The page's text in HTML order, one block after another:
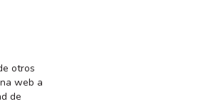
otros
web a
de